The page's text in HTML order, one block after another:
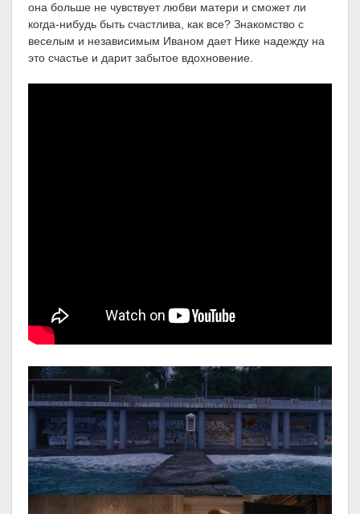
она больше не чувствует любви матери и сможет ли
когда-нибудь быть счастлива, как все? Знакомство с
веселым и независимым Иваном дает Нике надежду на
это счастье и дарит забытое вдохновение.